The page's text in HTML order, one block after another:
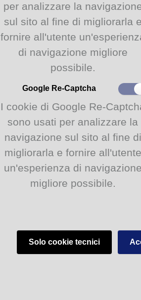
Durante l’incontro
sperimentare l’ascolto
prenderà contatto con
storie.
Il coinvolgimento
momento della
di raccontarsi e di
L’incontro, della durata
di 25 bambini.
Mareme’ è un incontro
dai 5 agli 8 anni
e necessita di
per analizzare la
sul sito al fine di migliorarla
fornire all'utente
di navigazione migliore
possibile.
Google Re-Captcha
I cookie di Google Re-
sono usati per analizzare la
navigazione sul sito al fine di
migliorarla e fornire all'utente
un'esperienza di
migliore possibile.
Solo cookie tecnici